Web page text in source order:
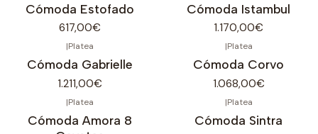
Cómoda Estofado
617,00€
Cómoda Istambul
1.170,00€
|Platea
Cómoda Gabrielle
1.211,00€
|Platea
Cómoda Corvo
1.068,00€
|Platea
Cómoda Amora 8
|Platea
Cómoda Sintra